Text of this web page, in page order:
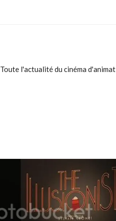
Toute l'actualité du cinéma